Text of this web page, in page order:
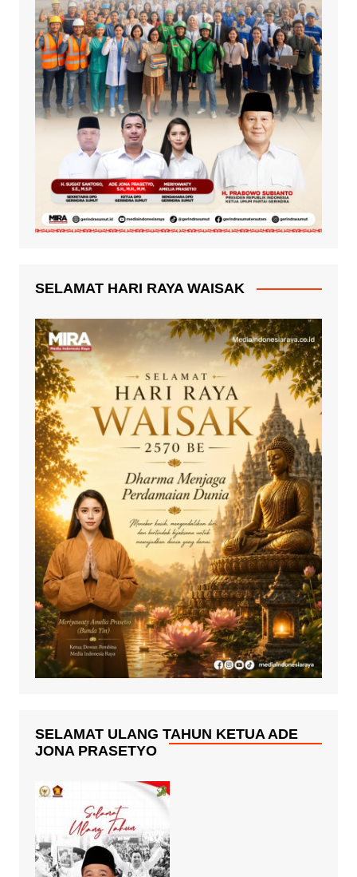
SELAMAT HARI RAYA WAISAK
SELAMAT ULANG TAHUN KETUA ADE
JONA PRASETYO